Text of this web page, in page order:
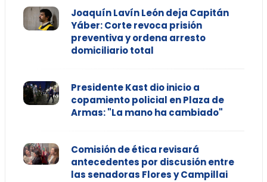
Joaquín Lavín León deja Capitán
Yáber: Corte revoca prisión
preventiva y ordena arresto
domiciliario total
Presidente Kast dio inicio a
copamiento policial en Plaza de
Armas: "La mano ha cambiado"
Comisión de ética revisará
antecedentes por discusión entre
las senadoras Flores y Campillai